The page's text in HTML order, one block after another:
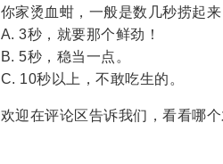
你家烫血蚶，一般是数几秒捞起来
A. 3秒，就要那个鲜劲！
B. 5秒，稳当一点。
C. 10秒以上，不敢吃生的。
欢迎在评论区告诉我们，看看哪个